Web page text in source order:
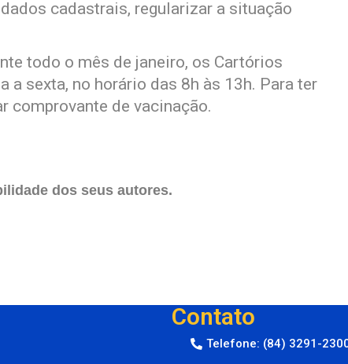
cadastrais, regularizar a situação
todo o mês de janeiro, os Cartórios
a sexta, no horário das 8h às 13h. Para ter
comprovante de vacinação.
dos seus autores.
Contato
Telefone: (84) 3291-